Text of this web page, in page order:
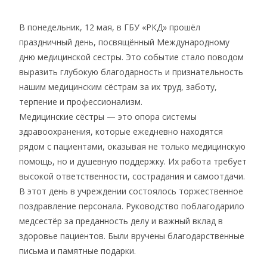
В понедельник, 12 мая, в ГБУ «РКД» прошёл
праздничный день, посвящённый Международному
дню медицинской сестры. Это событие стало поводом
выразить глубокую благодарность и признательность
нашим медицинским сёстрам за их труд, заботу,
терпение и профессионализм.
Медицинские сёстры — это опора системы
здравоохранения, которые ежедневно находятся
рядом с пациентами, оказывая не только медицинскую
помощь, но и душевную поддержку. Их работа требует
высокой ответственности, сострадания и самоотдачи.
В этот день в учреждении состоялось торжественное
поздравление персонала. Руководство поблагодарило
медсестёр за преданность делу и важный вклад в
здоровье пациентов. Были вручены благодарственные
письма и памятные подарки.